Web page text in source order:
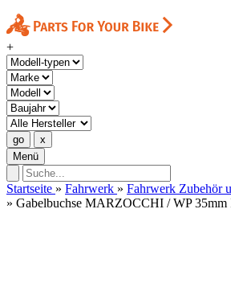
+
Menü
Startseite » Fahrwerk » Fahrwerk Zubehör
» Gabelbuchse MARZOCCHI / WP 35mm